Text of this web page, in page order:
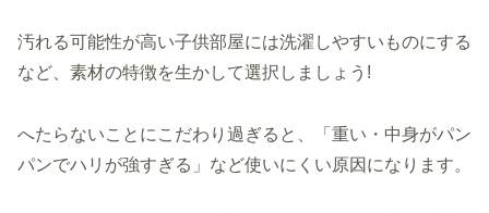
汚れる可能性が高い子供部屋には洗濯しやすいものにする
など、素材の特徴を生かして選択しましょう!
へたらないことにこだわり過ぎると、「重い・中身がパン
パンでハリが強すぎる」など使いにくい原因になります。